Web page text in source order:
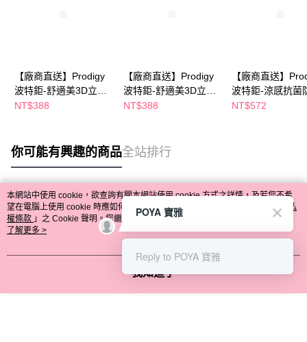
【廠商直送】Prodigy
波特鉅-舒適美3D立體
抗菌口罩5入-S-7色
NT$388
【廠商直送】Prodigy
波特鉅-舒適美3D立體
抗菌口罩5入-M-7色
NT$388
【廠商直送】
波特鉅-涼感抗菌
頭套-灰-2尺寸任
NT$572
你可能有興趣的商品全站排行
熱門標籤
本網站中使用 cookie，欲查詢有關本網站使用 cookie 方式之詳情，及若您不希
望在電腦上使用 cookie 時應如何變更電腦的 cookie 設定，請參閱本網站「 隱私
權條款 」之 Cookie 聲明。您繼續使用本網站即表示您同意本公司得按本網站使
用條款之 Cookie 聲明使用 cookie。
了解更多 >
我知道了
POYA 寶雅
Reply to POYA 寶雅